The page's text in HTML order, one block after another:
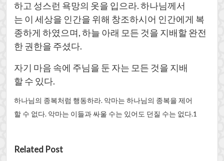
하고 성스런 욕망의 옷을 입으라. 하나님께서
는 이 세상을 인간을 위해 창조하시어 인간에게 복
종하게 하였으며, 하늘 아래 모든 것을 지배할 완전
한 권한을 주셨다.
자기 마음 속에 주님을 둔 자는 모든 것을 지배
할 수 있다.
하나님의 종복처럼 행동하라. 악마는 하나님의 종복을 제어
할 수 없다. 악마는 이들과 싸울 수는 있어도 던질 수는 없다.1
Related Post